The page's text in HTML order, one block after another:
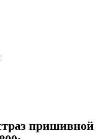
пришивной